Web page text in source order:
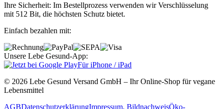
Ihre Sicherheit: Im Bestellprozess verwenden wir Verschlüsselung
mit 512 Bit, die höchsten Schutz bietet.
Einfach bezahlen mit:
Unsere Lebe Gesund-App:
Für iPhone / iPad
© 2026 Lebe Gesund Versand GmbH – Ihr Online‐Shop für vegane
Lebensmittel
AGBDatenschutzerklärungImpressum, BildnachweisÖko‐